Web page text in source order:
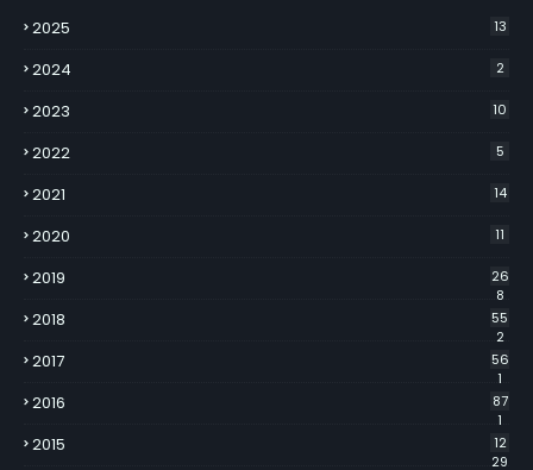
2025 13
2024 2
2023 10
2022 5
2021 14
2020 11
2019
26
8
2018
55
2
2017
56
1
2016
87
1
2015
12
29